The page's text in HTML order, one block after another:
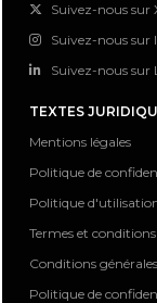
Suivez-nous sur
Suivez-nous sur
Suivez-nous sur
TEXTES
Mentions légales
Politique de
Politique
Termes et
Conditions
Politique de